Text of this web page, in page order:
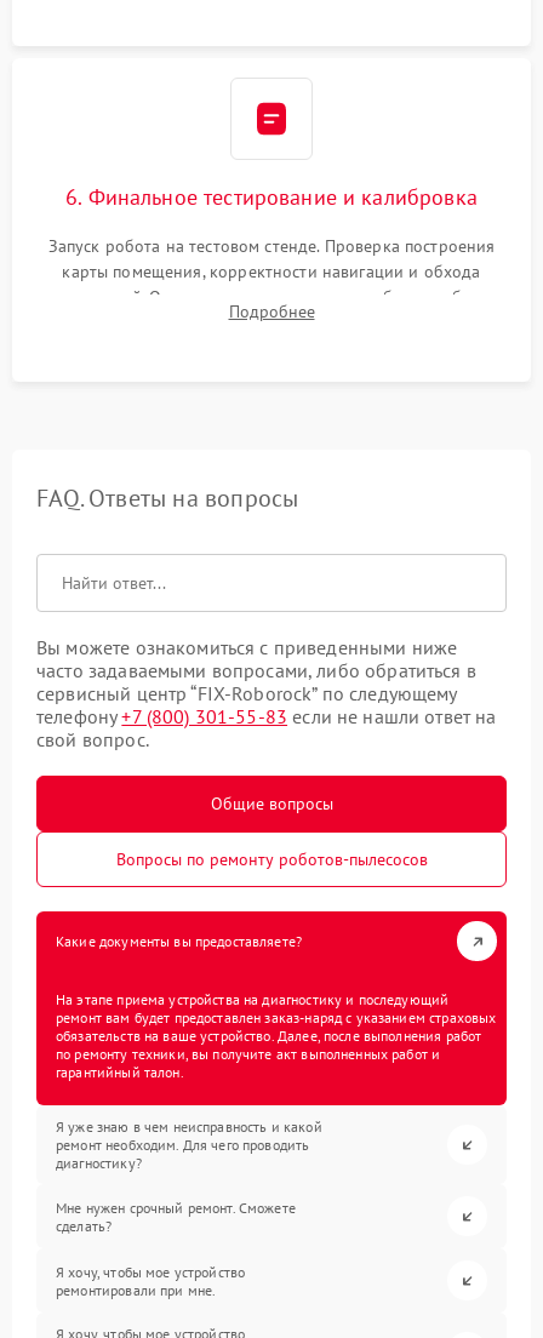
6. Финальное тестирование и калибровка
Запуск робота на тестовом стенде. Проверка построения
карты помещения, корректности навигации и обхода
препятствий. Оценка силы всасывания и работы турбины.
Тестирование автоматического возврата на док-станцию и
Подробнее
FAQ. Ответы на вопросы
Вы можете ознакомиться с приведенными ниже
часто задаваемыми вопросами, либо обратиться в
сервисный центр “FIX-Roborock” по следующему
телефону+7 (800) 301-55-83 если не нашли ответ на
свой вопрос.
Общие вопросы
Вопросы по ремонту роботов-пылесосов
Какие документы вы предоставляете?
На этапе приема устройства на диагностику и последующий
ремонт вам будет предоставлен заказ-наряд с указанием страховых
обязательств на ваше устройство. Далее, после выполнения работ
по ремонту техники, вы получите акт выполненных работ и
гарантийный талон.
Я уже знаю в чем неисправность и какой
ремонт необходим. Для чего проводить
диагностику?
Мне нужен срочный ремонт. Сможете
сделать?
Я хочу, чтобы мое устройство
ремонтировали при мне.
Я хочу, чтобы мое устройство